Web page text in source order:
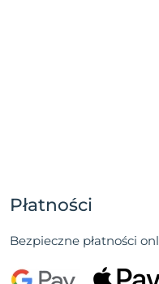
Płatności
Bezpieczne płatności